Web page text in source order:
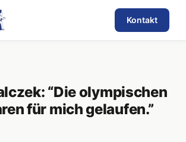
Kontakt
“Die olympischen
für mich gelaufen.”